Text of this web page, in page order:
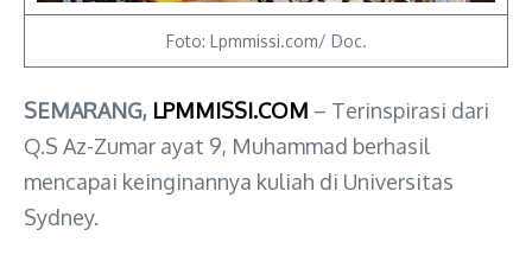
Foto: Lpmmissi.com/ Doc.
SEMARANG, LPMMISSI.COM – Terinspirasi dari
Q.S Az-Zumar ayat 9, Muhammad berhasil
mencapai keinginannya kuliah di Universitas
Sydney.